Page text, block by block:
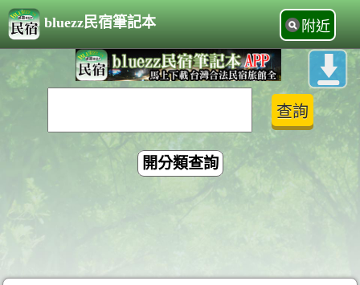
bluezz民宿筆記本 附近
開分類查詢